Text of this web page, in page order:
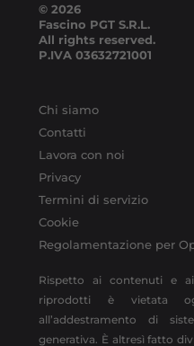
© 2026
Fascino PGT S.R.L.
All rights reserved.
P.IVA 03632721001
Chi siamo
Contatti
Lavora con noi
Privacy
Termini di servizio
Cookie
Regolamentazione per
Rispetto ai contenuti e
riprodotti è vietata
all’addestramento di
generativa. È altresì fatto